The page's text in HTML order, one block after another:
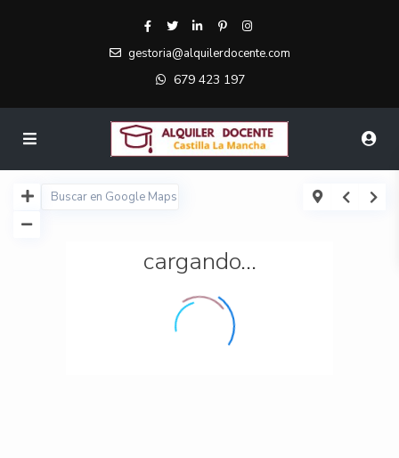
gestoria@alquilerdocente.com
679 423 197
cargando...